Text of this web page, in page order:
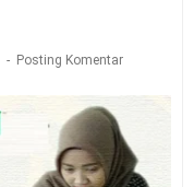
Posting Komentar